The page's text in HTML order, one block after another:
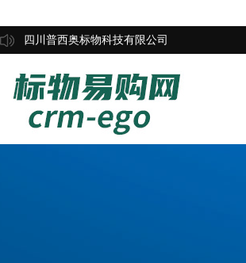
四川普西奥标物科技有限公司